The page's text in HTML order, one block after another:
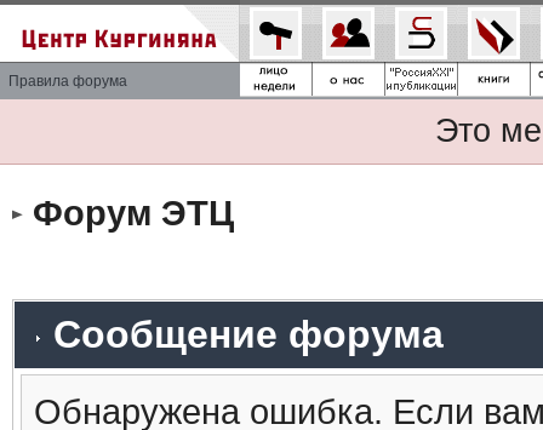
Правила форума
Это
Форум ЭТЦ
Сообщение форума
Обнаружена ошибка. Если